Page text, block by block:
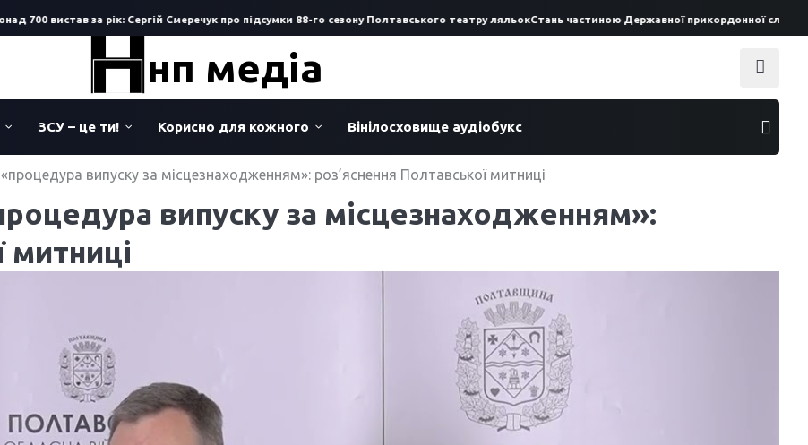
вистав за рік: Сергій Смеречук про підсумки 88-го сезону Полтавського театру ляльокСтань частиною Державної прикордонної служби
нп медіа
ЗСУ – це ти! Корисно для кожного Вінілосховище аудіобукс
випуску за місцезнаходженням»: роз’яснення Полтавської митниці
випуску за місцезнаходженням»:
митниці